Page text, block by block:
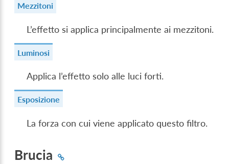
Mezzitoni
L’effetto si applica principalmente ai mezzitoni.
Luminosi
Applica l’effetto solo alle luci forti.
Esposizione
La forza con cui viene applicato questo filtro.
Brucia